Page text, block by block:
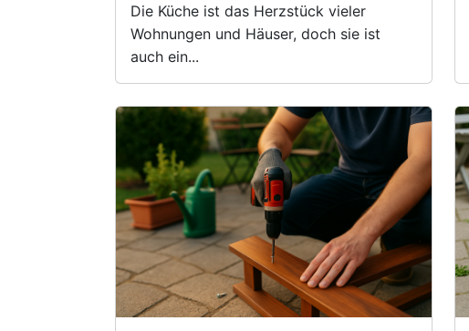
Die Küche ist das Herzstück vieler
Wohnungen und Häuser, doch sie ist
auch ein...